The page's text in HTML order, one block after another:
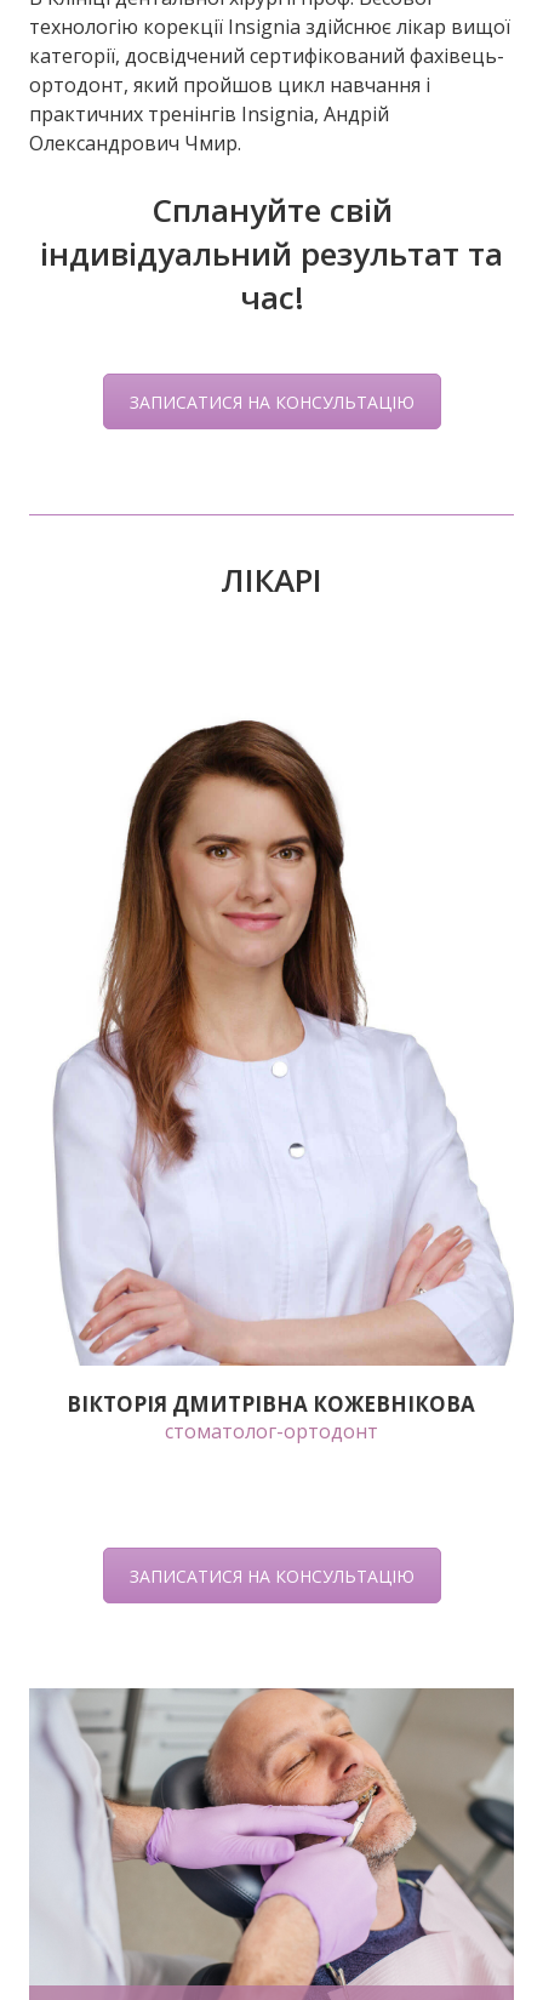
технологію корекції Insignia здійснює лікар вищої
категорії, досвідчений сертифікований фахівець-
ортодонт, який пройшов цикл навчання і
практичних тренінгів Insignia, Андрій
Олександрович Чмир.
Сплануйте свій
індивідуальний результат та
час!
ЗАПИСАТИСЯ НА КОНСУЛЬТАЦІЮ
ЛІКАРІ
ВІКТОРІЯ ДМИТРІВНА КОЖЕВНІКОВА
стоматолог-ортодонт
ЗАПИСАТИСЯ НА КОНСУЛЬТАЦІЮ
Капи за принципом дії Пластини Пластинка
– ще один різновид корегуючої конструкції
для зубів. Для виготовлення пластинки
використовується пластмаса і металевий
дріт. Виріб фіксується за допомогою гачків і
скоб. Тиск – по аналогії з брекетами і
капами – сприяє виправленню дефектів –
зміщення зубів і ширини піднебіння. Крім
цього пластинки допомагають
нормалізувати зростання щелепи і […]